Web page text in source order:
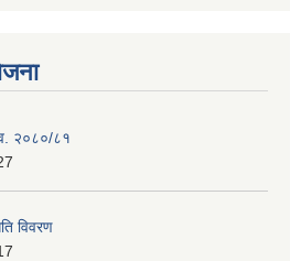
२०८०/८१
विवरण